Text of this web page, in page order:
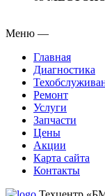
Меню —
Главная
Диагностика
Ремонт
Услуги
Запчасти
Цены
Акции
Карта сайта
Контакты